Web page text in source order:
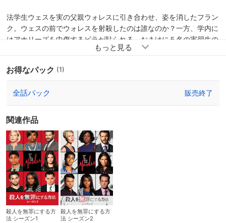
法学生ウェスを実の父親ウォレスに引き合わせ、姿を消したフラン
ク。ウェスの前でウォレスを射殺したのは誰なのか？一方、学内に
はアナリーズを中傷するビラが貼られる。おまけに５名の実習生の
成績は芳しくなく、彼女の教授としての評判は地に落ちてしまう。
るキーティング法律事務所から遺体が運び出され、アナリーズはそ
お得なパック (1)
全話パック 販売終了
関連作品
殺人を無罪にする方
法 シーズン1
殺人を無罪にする方
法 シーズン2